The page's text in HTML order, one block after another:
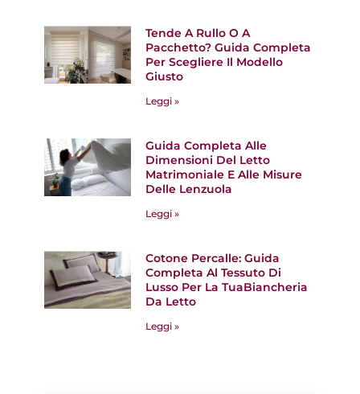
Tende A Rullo O A
Pacchetto? Guida Completa
Per Scegliere Il Modello
Giusto
Leggi »
Guida Completa Alle
Dimensioni Del Letto
Matrimoniale E Alle Misure
Delle Lenzuola
Leggi »
Cotone Percalle: Guida
Completa Al Tessuto Di
Lusso Per La TuaBiancheria
Da Letto
Leggi »